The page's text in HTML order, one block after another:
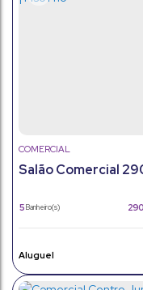
Salão Comercial
COMERCIAL
5Banheiro(s)